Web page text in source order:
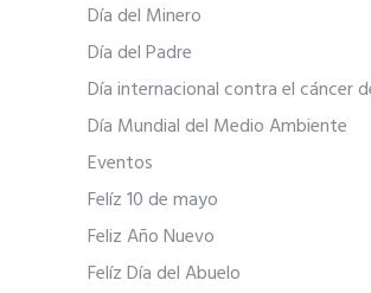
Día del Minero
Día del Padre
Día internacional contra el cáncer
Día Mundial del Medio Ambiente
Eventos
Felíz 10 de mayo
Feliz Año Nuevo
Felíz Día del Abuelo